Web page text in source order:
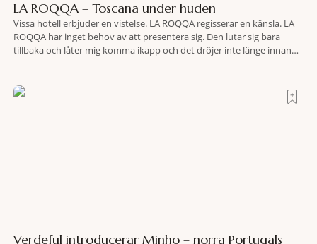
LA ROQQA – Toscana under huden
Vissa hotell erbjuder en vistelse. LA ROQQA regisserar en känsla. LA
ROQQA har inget behov av att presentera sig. Den lutar sig bara
tillbaka och låter mig komma ikapp och det dröjer inte länge innan
Verdeful introducerar Minho – norra Portugals